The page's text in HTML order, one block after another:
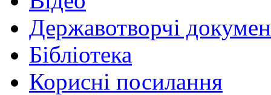
Державотворчі
Бібліотека
Корисні посилання